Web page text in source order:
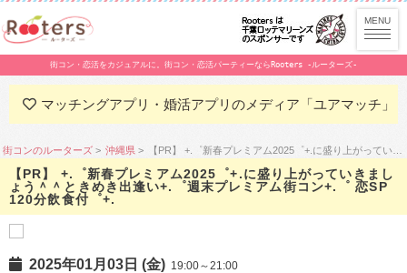
街コン・恋活をカジュアルに。街コン・恋活パーティーならRooters -ルーターズ-
マッチングアプリ・婚活アプリのメディア「ユアマッチ」
街コンのルーターズ 沖縄県 【PR】 +.゜新春プレミアム2025゜+.に盛り上がっていきましょう＾＾ときめき出逢い+.゜週末プレミアム街コン+.゜ 恋SP 120分飲食付゜+.
【PR】 +.゜新春プレミアム2025゜+.に盛り上がっていきまし
ょう＾＾ときめき出逢い+.゜週末プレミアム街コン+.゜ 恋SP
120分飲食付゜+.
2025年01月03日 (金) 19:00～21:00